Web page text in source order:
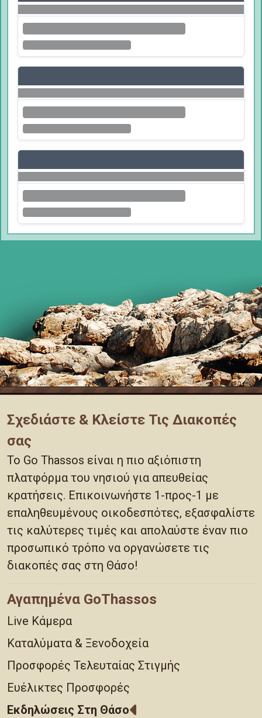
Σχεδιάστε & Κλείστε Τις Διακοπές
σας
Το Go Thassos είναι η πιο αξιόπιστη
πλατφόρμα του νησιού για απευθείας
κρατήσεις. Επικοινωνήστε 1-προς-1 με
επαληθευμένους οικοδεσπότες, εξασφαλίστε
τις καλύτερες τιμές και απολαύστε έναν πιο
προσωπικό τρόπο να οργανώσετε τις
διακοπές σας στη Θάσο!
Αγαπημένα GoThassos
Live Κάμερα
Καταλύματα & Ξενοδοχεία
Προσφορές Τελευταίας Στιγμής
Ευέλικτες Προσφορές
Εκδηλώσεις Στη Θάσο